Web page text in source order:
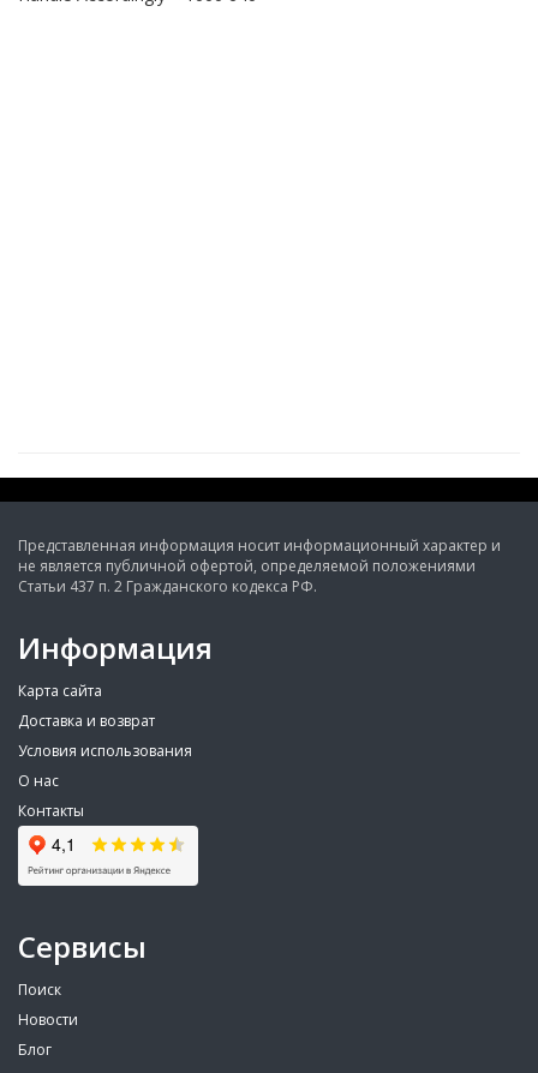
Представленная информация носит информационный характер и
не является публичной офертой, определяемой положениями
Статьи 437 п. 2 Гражданского кодекса РФ.
Информация
Карта сайта
Доставка и возврат
Условия использования
О нас
Контакты
Сервисы
Поиск
Новости
Блог